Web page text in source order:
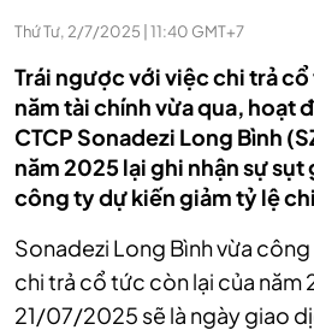
Thứ Tư, 2/7/2025 | 11:40 GMT+7
Trái ngược với việc chi trả
năm tài chính vừa qua, hoạt
CTCP Sonadezi Long Bình
năm 2025 lại ghi nhận sự
công ty dự kiến giảm tỷ lệ
Sonadezi Long Bình vừa
chi trả cổ tức còn lại của năm
21/07/2025 sẽ là ngày giao